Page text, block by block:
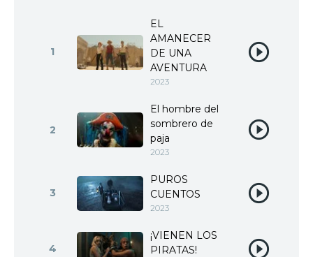
1
EL
AMANECER
DE UNA
AVENTURA
2023
2
El hombre del
sombrero de
paja
2023
3
PUROS
CUENTOS
2023
4
¡VIENEN LOS
PIRATAS!